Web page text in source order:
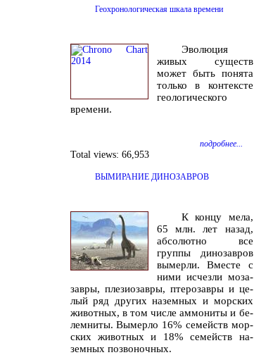
Геохронологическая шкала времени
Эволюция
живых существ
может быть понята
только в контексте
геологического
времени.
подробнее...
Total views: 66,953
ВЫМИРАНИЕ ДИНОЗАВРОВ
К концу мела,
65 млн. лет на­зад,
аб­со­лютно все
группы ди­но­завров
вы­мерли. Вместе с
ними ис­чезли мо­за­
завры, пле­зио­завры, птеро­завры и це­
лый ряд других на­земных и мор­ских
жи­вотных, в том числе ам­мо­ниты и бе­
лем­ниты. Вы­мерло 16% се­мейств мор­
ских жи­вотных и 18% се­мейств на­
земных по­зво­ночных.